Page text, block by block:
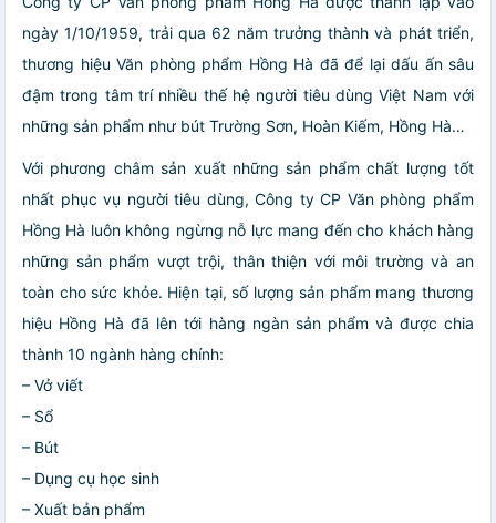
ngày 1/10/1959, trải qua 62 năm trưởng thành và phát triển,
thương hiệu Văn phòng phẩm Hồng Hà đã để lại dấu ấn sâu
đậm trong tâm trí nhiều thế hệ người tiêu dùng Việt Nam với
những sản phẩm như bút Trường Sơn, Hoàn Kiếm, Hồng Hà…
Với phương châm sản xuất những sản phẩm chất lượng tốt
nhất phục vụ người tiêu dùng, Công ty CP Văn phòng phẩm
Hồng Hà luôn không ngừng nỗ lực mang đến cho khách hàng
những sản phẩm vượt trội, thân thiện với môi trường và an
toàn cho sức khỏe. Hiện tại, số lượng sản phẩm mang thương
hiệu Hồng Hà đã lên tới hàng ngàn sản phẩm và được chia
thành 10 ngành hàng chính:
– Vở viết
– Sổ
– Bút
– Dụng cụ học sinh
– Xuất bản phẩm